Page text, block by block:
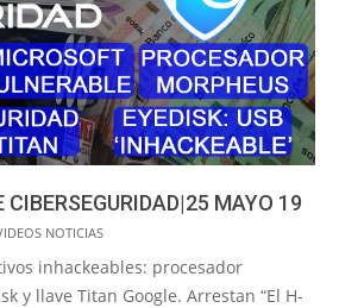
MAYO 19
NOTICIAS
inhackeables: procesador
y llave Titan Google. Arrestan “El H-